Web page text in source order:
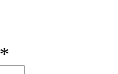
*